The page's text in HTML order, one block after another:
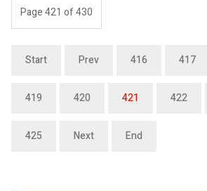
Page 421 of 430
Start Prev 416 417
419 420 421 422
425 Next End